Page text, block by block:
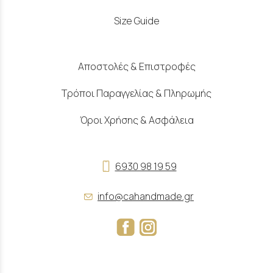
Size Guide
Αποστολές & Επιστροφές
Τρόποι Παραγγελίας & Πληρωμής
Όροι Χρήσης & Ασφάλεια
6930 98 19 59
info@cahandmade.gr